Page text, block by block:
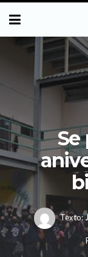
Se
Texto: